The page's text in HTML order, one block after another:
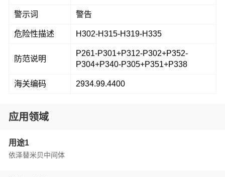
警示词 警告
危险性描述 H302-H315-H319-H335
防范说明
P261-P301+P312-P302+P352-
P304+P340-P305+P351+P338
海关编码 2934.99.4400
应用领域
用途1
依泽替米贝中间体